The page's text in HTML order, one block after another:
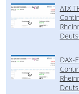
ATX
DAX-